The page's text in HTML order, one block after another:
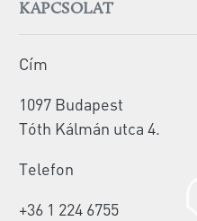
KAPCSOLAT
Cím
1097 Budapest
Tóth Kálmán utca 4.
Telefon
+36 1 224 6755